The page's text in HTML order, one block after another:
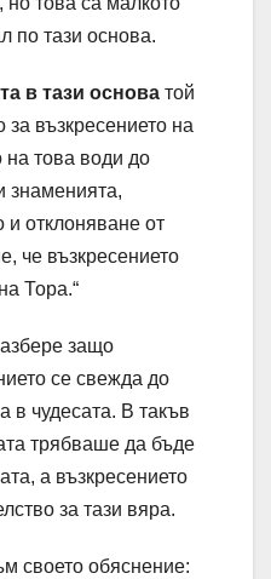
по тази основа.
в тази основа той
възкресението на
на това води до
знаменията,
и отклоняване от
че възкресението
Тора.“
защо
се свежда до
в чудесата. В такъв
трябваше да бъде
а възкресението
за тази вяра.
своето обяснение: